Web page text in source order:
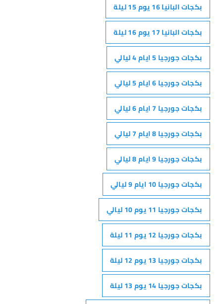
بكجات البانيا 16 يوم 15 ليلة
بكجات البانيا 17 يوم 16 ليلة
بكجات جورجيا 5 ايام 4 ليالي
بكجات جورجيا 6 ايام 5 ليالي
بكجات جورجيا 7 ايام 6 ليالي
بكجات جورجيا 8 ايام 7 ليالي
بكجات جورجيا 9 ايام 8 ليالي
بكجات جورجيا 10 ايام 9 ليالي
بكجات جورجيا 11 يوم 10 ليالي
بكجات جورجيا 12 يوم 11 ليلة
بكجات جورجيا 13 يوم 12 ليلة
بكجات جورجيا 14 يوم 13 ليلة